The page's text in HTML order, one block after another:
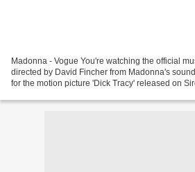
Madonna - Vogue You're watching the official
directed by David Fincher from Madonna's
for the motion picture 'Dick Tracy' released on